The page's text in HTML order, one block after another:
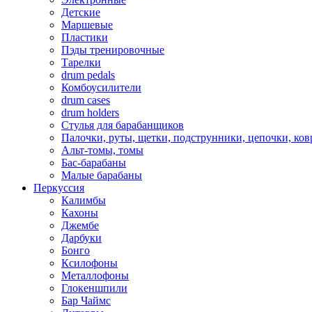
Детские
Маршевые
Пластики
Пэды тренировочные
Тарелки
drum pedals
Комбоусилители
drum cases
drum holders
Стулья для барабанщиков
Палочки, руты, щетки, подструнники, цепочки,
Альт-томы, томы
Бас-барабаны
Малые барабаны
Перкуссия
Калимбы
Кахоны
Джембе
Дарбуки
Бонго
Ксилофоны
Металлофоны
Глокеншпили
Бар Чаймс